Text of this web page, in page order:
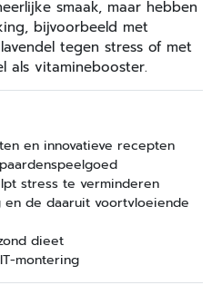
smaak, maar hebben
bijvoorbeeld met
tegen stress of met
als vitaminebooster.
en innovatieve recepten
stress te verminderen
de daaruit voortvloeiende
dieet
montering